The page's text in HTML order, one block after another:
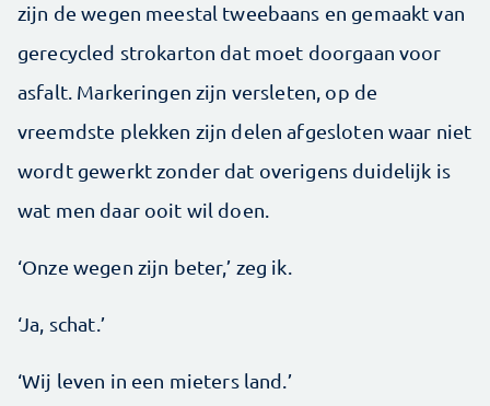
zijn de wegen meestal tweebaans en gemaakt van
gerecycled strokarton dat moet doorgaan voor
asfalt. Markeringen zijn versleten, op de
vreemdste plekken zijn delen afgesloten waar niet
wordt gewerkt zonder dat overigens duidelijk is
wat men daar ooit wil doen.
‘Onze wegen zijn beter,’ zeg ik.
‘Ja, schat.’
‘Wij leven in een mieters land.’